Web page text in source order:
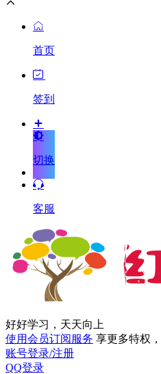
首页
签到
切换
客服
好好学习，天天向上
使用会员订阅服务 享更多特权
账号登录/注册
QQ登录